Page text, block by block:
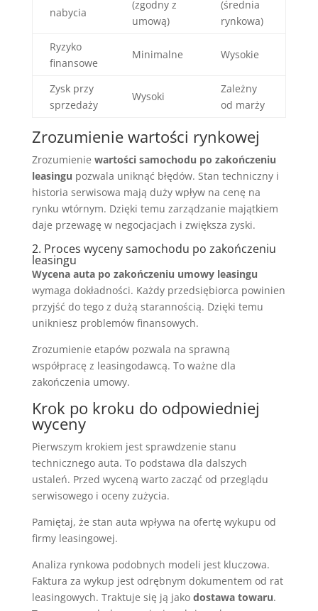
nabycia
(zgodny z
umową)
(średnia
rynkowa)
Ryzyko
finansowe
Minimalne Wysokie
Zysk przy
sprzedaży
Wysoki
Zależny
od marży
Zrozumienie wartości rynkowej
Zrozumienie wartości samochodu po zakończeniu
leasingu pozwala uniknąć błędów. Stan techniczny i
historia serwisowa mają duży wpływ na cenę na
rynku wtórnym. Dzięki temu zarządzanie majątkiem
daje przewagę w negocjacjach i zwiększa zyski.
2. Proces wyceny samochodu po zakończeniu
leasingu
Wycena auta po zakończeniu umowy leasingu
wymaga dokładności. Każdy przedsiębiorca powinien
przyjść do tego z dużą starannością. Dzięki temu
unikniesz problemów finansowych.
Zrozumienie etapów pozwala na sprawną
współpracę z leasingodawcą. To ważne dla
zakończenia umowy.
Krok po kroku do odpowiedniej
wyceny
Pierwszym krokiem jest sprawdzenie stanu
technicznego auta. To podstawa dla dalszych
ustaleń. Przed wyceną warto zacząć od przeglądu
serwisowego i oceny zużycia.
Pamiętaj, że stan auta wpływa na ofertę wykupu od
firmy leasingowej.
Analiza rynkowa podobnych modeli jest kluczowa.
Faktura za wykup jest odrębnym dokumentem od rat
leasingowych. Traktuje się ją jako dostawa towaru.